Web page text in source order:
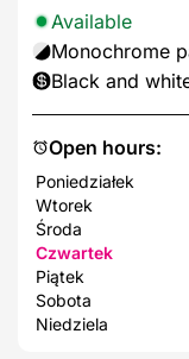
Open hours:
Poniedziałek
Wtorek
Środa
Czwartek
Piątek
Sobota
Niedziela
Available
Monochrome
Black and